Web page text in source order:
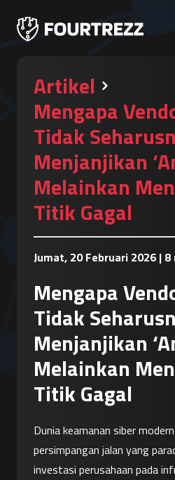
Artikel
Mengapa
Tidak
Menjanjikan
Melainkan
Titik Gagal
Jumat, 20 Februari 2026 | 8
Mengapa
Tidak
Menjanjikan
Melainkan
Titik Gagal
Dunia keamanan siber
persimpangan jalan yang
investasi perusahaan pada